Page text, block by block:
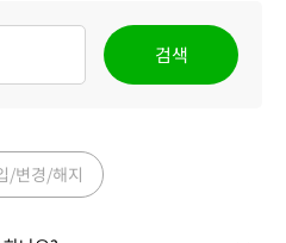
검색
/변경/해지